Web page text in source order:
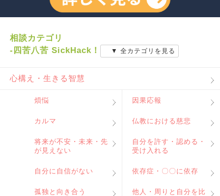
相談カテゴリ
-四苦八苦 SickHack！
▼ 全カテゴリを見る
心構え・生きる智慧
煩悩 因果応報
カルマ 仏教における慈悲
将来が不安・未来・先
が見えない
自分を許す・認める・
受け入れる
自分に自信がない 依存症・〇〇に依存
孤独と向き合う
他人・周りと自分を比